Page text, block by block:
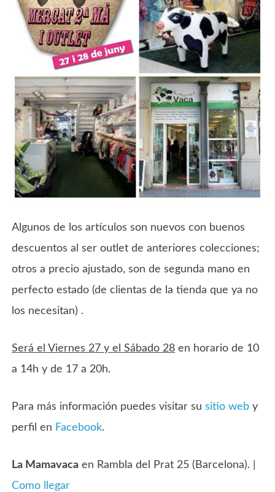
Algunos de los artículos son nuevos con buenos
descuentos al ser outlet de anteriores colecciones;
otros a precio ajustado, son de segunda mano en
perfecto estado (de clientas de la tienda que ya no
los necesitan) .
Será el Viernes 27 y el Sábado 28 en horario de 10
a 14h y de 17 a 20h.
Para más información puedes visitar susitio web y
perfil en Facebook.
La Mamavaca en Rambla del Prat 25 (Barcelona). |
Como llegar